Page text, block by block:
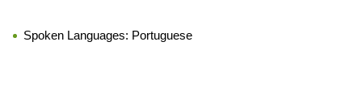
Spoken Languages: Portuguese